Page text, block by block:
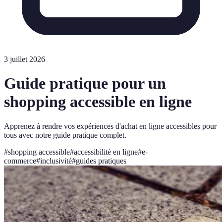
3 juillet 2026
Guide pratique pour un
shopping accessible en ligne
Apprenez à rendre vos expériences d'achat en ligne accessibles pour
tous avec notre guide pratique complet.
#shopping accessible#accessibilité en ligne#e-
commerce#inclusivité#guides pratiques